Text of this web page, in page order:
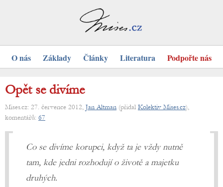
O nás Základy Články Literatura Podpořte nás
Opět se divíme
Mises.cz: 27. července 2012, Jan Altman (přidal Kolektiv Mises.cz),
komentářů: 67
Co se divíme korupci, když ta je vždy nutně
tam, kde jedni rozhodují o životě a majetku
druhých.